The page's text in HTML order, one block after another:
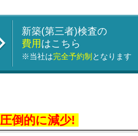
新築(第三者)検査の
費用はこちら
※当社は完全予約制 となります
圧倒的に減少!